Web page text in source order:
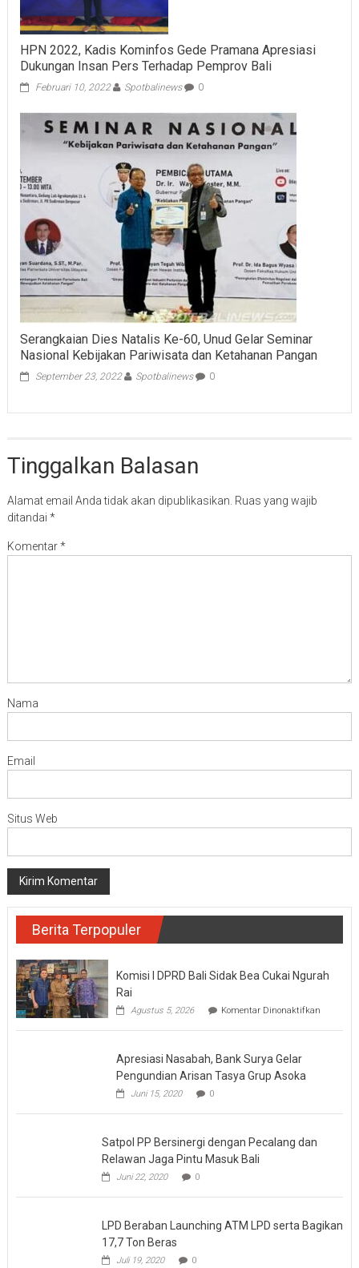
HPN 2022, Kadis Kominfos Gede Pramana Apresiasi
Dukungan Insan Pers Terhadap Pemprov Bali
Februari 10, 2022 Spotbalinews 0
Serangkaian Dies Natalis Ke-60, Unud Gelar Seminar
Nasional Kebijakan Pariwisata dan Ketahanan Pangan
September 23, 2022 Spotbalinews 0
Tinggalkan Balasan
Alamat email Anda tidak akan dipublikasikan. Ruas yang wajib
ditandai *
Komentar*
Nama
Email
Situs Web
Berita Terpopuler
Komisi I DPRD Bali Sidak Bea Cukai Ngurah
Rai
Agustus 5, 2026 Komentar Dinonaktifkanpada
I
Apresiasi Nasabah, Bank Surya Gelar
Pengundian Arisan Tasya Grup Asoka
Juni 15, 2020 0
Satpol PP Bersinergi dengan Pecalang dan
Relawan Jaga Pintu Masuk Bali
Juni 22, 2020 0
LPD Beraban Launching ATM LPD serta Bagikan
17,7 Ton Beras
Juli 19, 2020 0